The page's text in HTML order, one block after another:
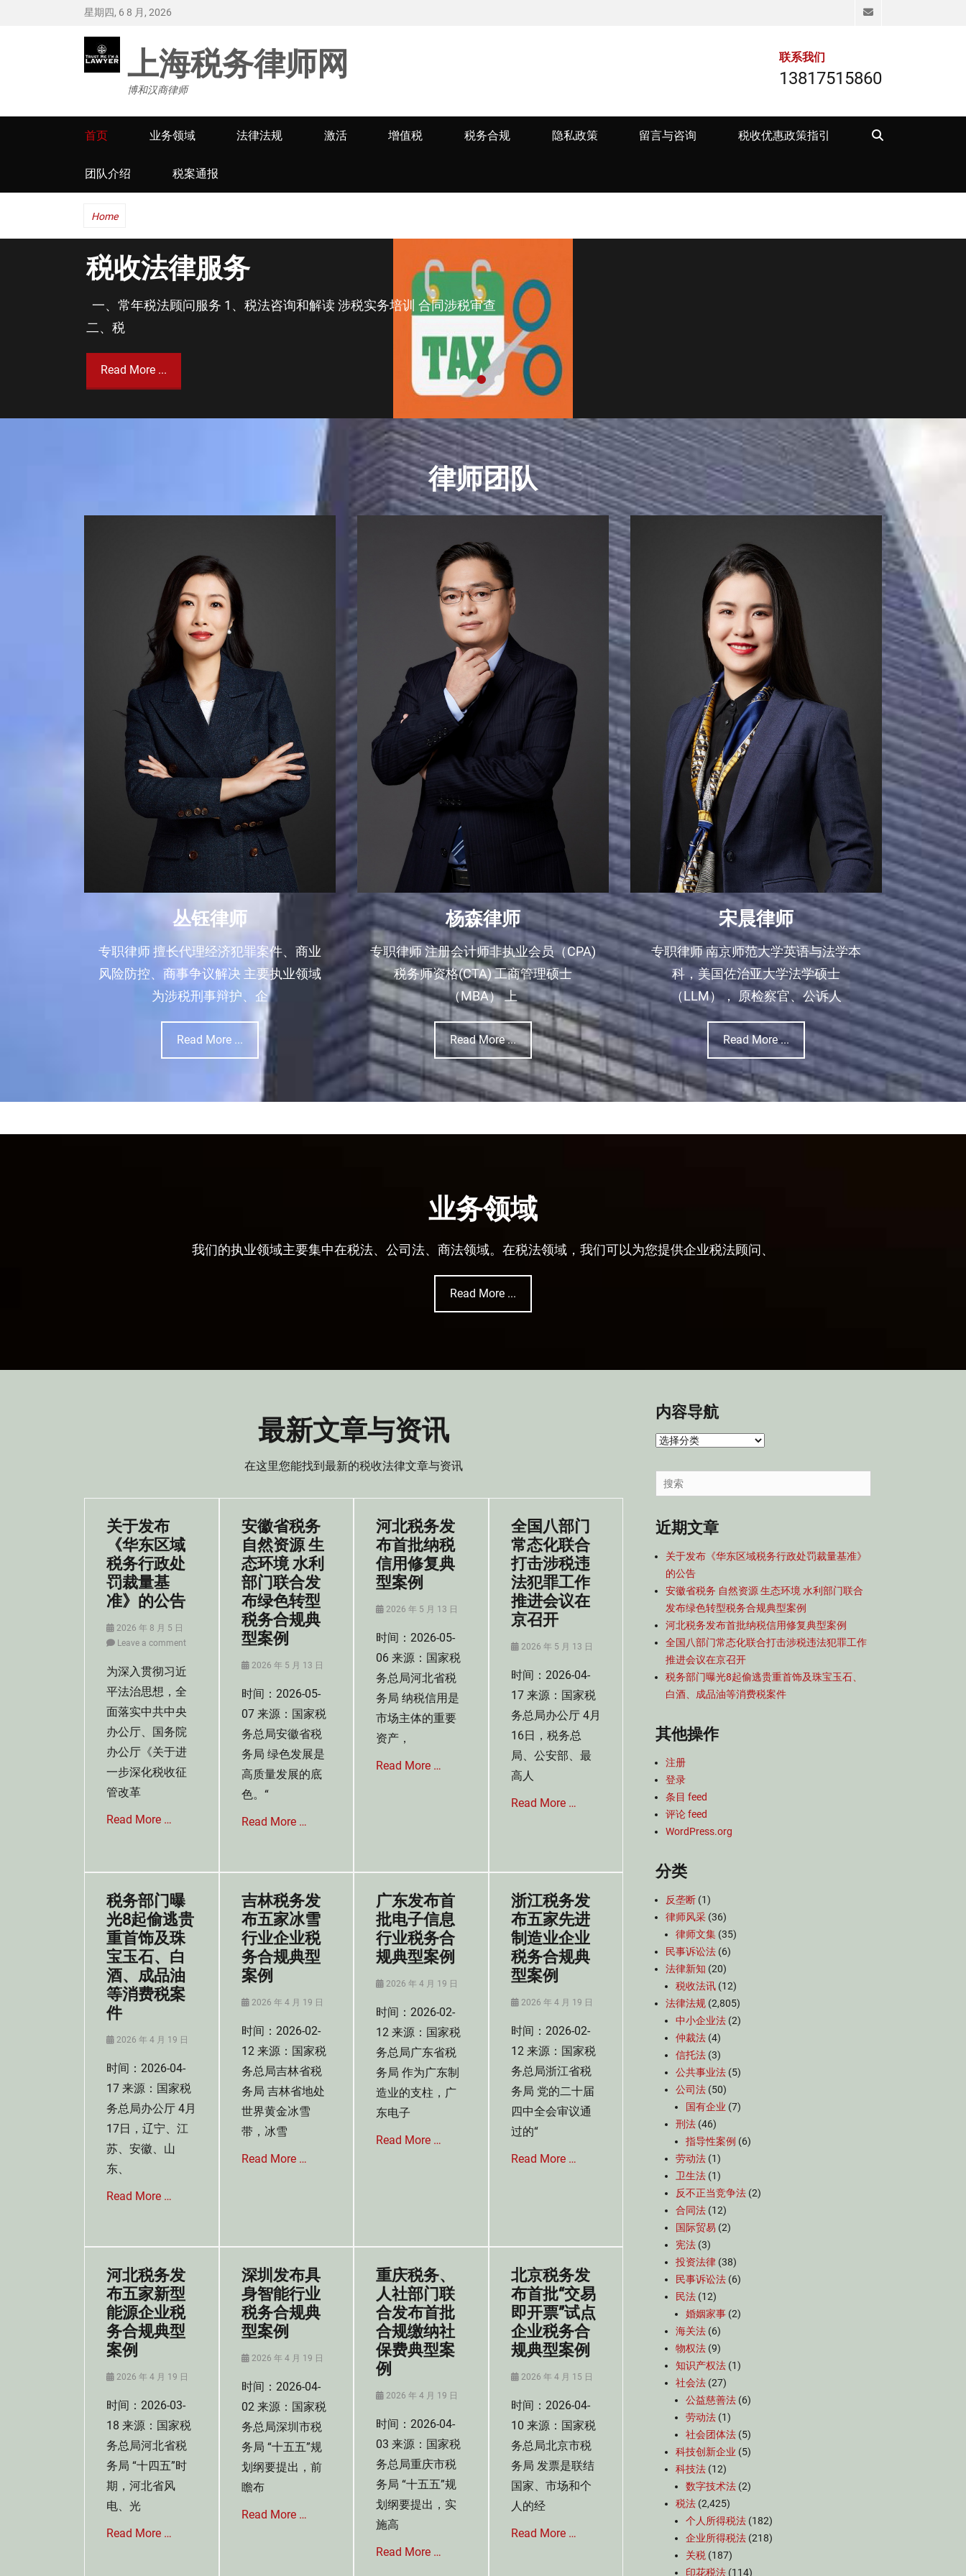
星期四, 6 8 月, 2026 Email
上海税务律师网
博和汉商律师
联系我们
13817515860
Primary
menu
首页 业务领域 法律法规 激活 增值税 税务合规 隐私政策 留言与咨询 税收优惠政策指引
团队介绍 税案通报
Home
•••
税收法律服务
一、常年税法顾问服务 1、税法咨询和解读 涉税实务培训 合同涉税审查
二、税
Read More ...
律师团队
丛钰律师
专职律师 擅长代理经济犯罪案件、商业
风险防控、商事争议解决 主要执业领域
为涉税刑事辩护、企
Read More ...
杨森律师
专职律师 注册会计师非执业会员（CPA)
税务师资格(CTA) 工商管理硕士
（MBA） 上
Read More ...
宋晨律师
专职律师 南京师范大学英语与法学本
科，美国佐治亚大学法学硕士
（LLM）， 原检察官、公诉人
Read More ...
业务领域
我们的执业领域主要集中在税法、公司法、商法领域。在税法领域，我们可以为您提供企业税法顾问、
Read More ...
最新文章与资讯
在这里您能找到最新的税收法律文章与资讯
关于发布
《华东区域
税务行政处
罚裁量基
准》的公告
Posted
on
2026 年 8 月 5 日
Leave a comment
为深入贯彻习近
平法治思想，全
面落实中共中央
办公厅、国务院
办公厅《关于进
一步深化税收征
管改革
Read More …
税
征
收
管
理
法
Tags
华
东
域
务
行
处
罚
裁
量
基
准
政
处
罚
,
规
范
性
文
安徽省税务
自然资源 生
态环境 水利
部门联合发
布绿色转型
税务合规典
型案例
Posted
2026 年 5 月 13 日
时间：2026-05-
07 来源：国家税
务总局安徽省税
务局 绿色发展是
高质量发展的底
色。“
Read More …
税
收
法
讯
Tags
企
业
税
务
规
绿
色
转
税
务
规
河北税务发
布首批纳税
信用修复典
型案例
Posted
2026 年 5 月 13 日
时间：2026-05-
06 来源：国家税
务总局河北省税
务局 纳税信用是
市场主体的重要
资产，
Read More …
理
法
,
税
收
讯
税
收
合
典
型
案
,
案
例
全国八部门
常态化联合
打击涉税违
法犯罪工作
推进会议在
京召开
Posted
2026 年 5 月 13 日
时间：2026-04-
17 来源：国家税
务总局办公厅 4月
16日，税务总
局、公安部、最
高人
Read More …
收
讯
Tags
全
国
把
部
常
态
化
联
合
打
击
涉
税
法
新
闻
税务部门曝
光8起偷逃贵
重首饰及珠
宝玉石、白
酒、成品油
等消费税案
件
Posted
2026 年 4 月 19 日
时间：2026-04-
17 来源：国家税
务总局办公厅 4月
17日，辽宁、江
苏、安徽、山
东、
Read More …
税
收
征
收
管
理
法
,
税
Tags
逃
消
费
,
税
案
吉林税务发
布五家冰雪
行业企业税
务合规典型
案例
Posted
2026 年 4 月 19 日
时间：2026-02-
12 来源：国家税
务总局吉林省税
务局 吉林省地处
世界黄金冰雪
带，冰雪
Read More …
管
理
法
Tags
冰
行
业
税
务
合
规
案
例
广东发布首
批电子信息
行业税务合
规典型案例
Posted
2026 年 4 月 19 日
时间：2026-02-
12 来源：国家税
务总局广东省税
务局 作为广东制
造业的支柱，广
东电子
Read More …
理
法
Tags
电
子
信
息
行
业
税
合
规
案
浙江税务发
布五家先进
制造业企业
税务合规典
型案例
Posted
2026 年 4 月 19 日
时间：2026-02-
12 来源：国家税
务总局浙江省税
务局 党的二十届
四中全会审议通
过的“
Read More …
管
理
法
Tags
先
进
造
业
,
税
合
规
案
例
河北税务发
布五家新型
能源企业税
务合规典型
案例
Posted
2026 年 4 月 19 日
时间：2026-03-
18 来源：国家税
务总局河北省税
务局 “十四五”时
期，河北省风
电、光
Read More …
深圳发布具
身智能行业
税务合规典
型案例
Posted
2026 年 4 月 19 日
时间：2026-04-
02 来源：国家税
务总局深圳市税
务局 “十五五”规
划纲要提出，前
瞻布
Read More …
重庆税务、
人社部门联
合发布首批
合规缴纳社
保费典型案
例
Posted
2026 年 4 月 19 日
时间：2026-04-
03 来源：国家税
务总局重庆市税
务局 “十五五”规
划纲要提出，实
施高
Read More …
北京税务发
布首批“交易
即开票”试点
企业税务合
规典型案例
Posted
2026 年 4 月 15 日
时间：2026-04-
10 来源：国家税
务总局北京市税
务局 发票是联结
国家、市场和个
人的经
Read More …
内容导航
内
导
航
Search
for:
近期文章
关于发布《华东区域税务行政处罚裁量基准》
的公告
安徽省税务 自然资源 生态环境 水利部门联合
发布绿色转型税务合规典型案例
河北税务发布首批纳税信用修复典型案例
全国八部门常态化联合打击涉税违法犯罪工作
推进会议在京召开
税务部门曝光8起偷逃贵重首饰及珠宝玉石、
白酒、成品油等消费税案件
其他操作
注册
登录
条目 feed
评论 feed
WordPress.org
分类
反垄断 (1)
律师风采 (36)
律师文集 (35)
民事诉讼法 (6)
法律新知 (20)
税收法讯 (12)
法律法规 (2,805)
中小企业法 (2)
仲裁法 (4)
信托法 (3)
公共事业法 (5)
公司法 (50)
国有企业 (7)
刑法 (46)
指导性案例 (6)
劳动法 (1)
卫生法 (1)
反不正当竞争法 (2)
合同法 (12)
国际贸易 (2)
宪法 (3)
投资法律 (38)
民事诉讼法 (6)
民法 (12)
婚姻家事 (2)
海关法 (6)
物权法 (9)
知识产权法 (1)
社会法 (27)
公益慈善法 (6)
劳动法 (1)
社会团体法 (5)
科技创新企业 (5)
科技法 (12)
数字技术法 (2)
税法 (2,425)
个人所得税法 (182)
企业所得税法 (218)
关税 (187)
印花税法 (114)